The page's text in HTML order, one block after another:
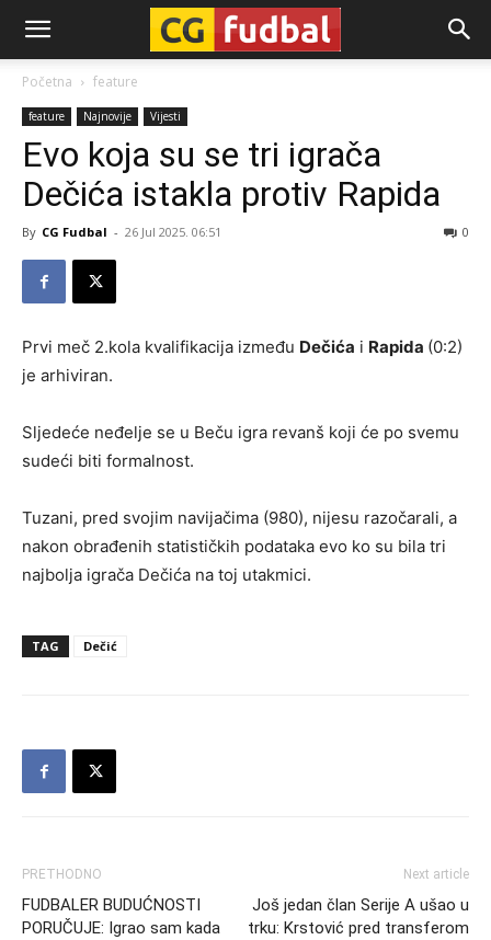
CG-
Fudbal
Početna feature
feature Najnovije Vijesti
Evo koja su se tri igrača
Dečića istakla protiv Rapida
By CG Fudbal - 26 Jul 2025. 06:51 0
Prvi meč 2.kola kvalifikacija između Dečića i Rapida (0:2)
je arhiviran.
Sljedeće neđelje se u Beču igra revanš koji će po svemu
sudeći biti formalnost.
Tuzani, pred svojim navijačima (980), nijesu razočarali, a
nakon obrađenih statističkih podataka evo ko su bila tri
najbolja igrača Dečića na toj utakmici.
TAG Dečić
PRETHODNO
FUDBALER BUDUĆNOSTI
PORUČUJE: Igrao sam kada
Next article
Još jedan član Serije A ušao u
trku: Krstović pred transferom